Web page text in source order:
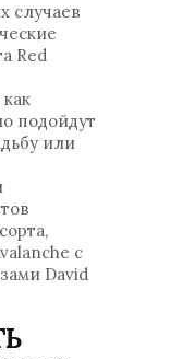
случаев
Red
подойдут
или
с
David